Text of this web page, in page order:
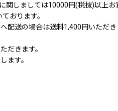
関しましては10000円(税抜)以上
おります。
配送の場合は送料1,400円いただき
だきます。
ます。